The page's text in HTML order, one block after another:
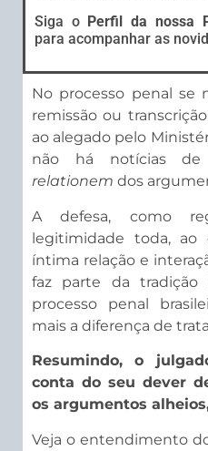
Siga o Perfil da nossa
para acompanhar as
No processo penal se
remissão ou
ao alegado pelo
não há notícias de
relationem dos
A defesa, como
legitimidade toda, ao
íntima relação e
faz parte da tradição
processo penal
mais a diferença de
Resumindo, o
conta do seu dever
os argumentos
Veja o entendimento